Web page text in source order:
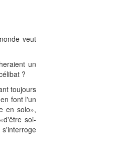
veut
un
?
toujours
font l'un
en solo»,
soi-